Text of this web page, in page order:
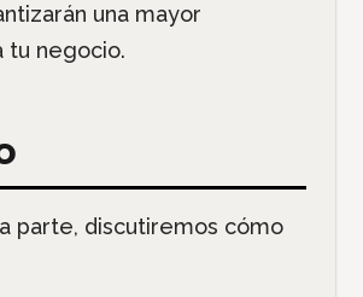
una mayor
tu negocio.
parte, discutiremos cómo